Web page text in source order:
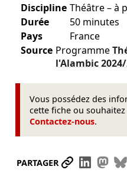
Discipline Théâtre – à
Durée
50 minutes
Pays
France
Source Programme
l'Alambic
Vous possédez des
cette fiche ou
Contactez-nous.
PARTAGER Partager